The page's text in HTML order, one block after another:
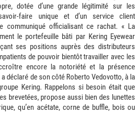
dotée d’une grande légitimité sur les
faire unique et d’un service client
communiqué officialisant ce rachat. « La
le portefeuille bâti par Kering Eyewear
ses positions auprès des distributeurs
de pouvoir bientôt travailler avec les
encore la notoriété et la présence
déclaré de son côté Roberto Vedovotto, à la
Kering. Rappelons si besoin était que
brevetées, propose aussi bien des lunettes
qu’en acétate, corne de buffle, bois ou